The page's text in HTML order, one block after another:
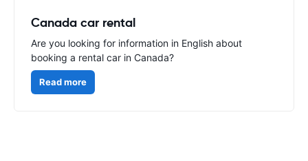
Canada car rental
Are you looking for information in English about
booking a rental car in Canada?
Read more